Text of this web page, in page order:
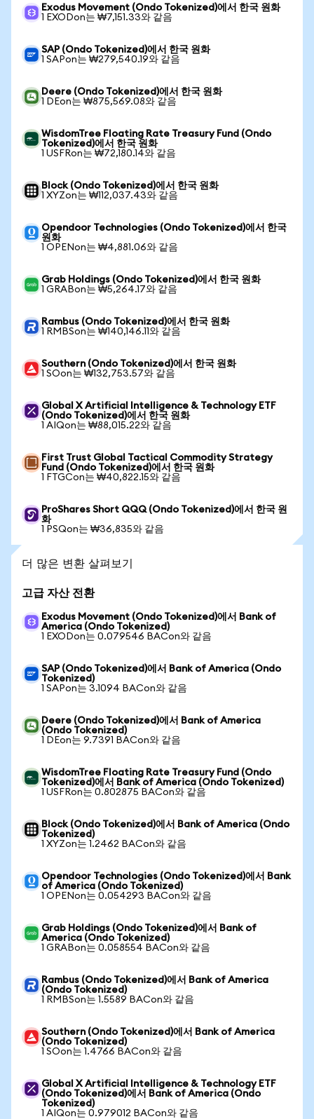
Exodus Movement (Ondo Tokenized)에서 한국 원화
1 EXODon는 ₩7,151.33와 같음
SAP (Ondo Tokenized)에서 한국 원화
1 SAPon는 ₩279,540.19와 같음
Deere (Ondo Tokenized)에서 한국 원화
1 DEon는 ₩875,569.08와 같음
WisdomTree Floating Rate Treasury Fund (Ondo
Tokenized)에서 한국 원화
1 USFRon는 ₩72,180.14와 같음
Block (Ondo Tokenized)에서 한국 원화
1 XYZon는 ₩112,037.43와 같음
Opendoor Technologies (Ondo Tokenized)에서 한국
원화
1 OPENon는 ₩4,881.06와 같음
Grab Holdings (Ondo Tokenized)에서 한국 원화
1 GRABon는 ₩5,264.17와 같음
Rambus (Ondo Tokenized)에서 한국 원화
1 RMBSon는 ₩140,146.11와 같음
Southern (Ondo Tokenized)에서 한국 원화
1 SOon는 ₩132,753.57와 같음
Global X Artificial Intelligence & Technology ETF
(Ondo Tokenized)에서 한국 원화
1 AIQon는 ₩88,015.22와 같음
First Trust Global Tactical Commodity Strategy
Fund (Ondo Tokenized)에서 한국 원화
1 FTGCon는 ₩40,822.15와 같음
ProShares Short QQQ (Ondo Tokenized)에서 한국 원
화
1 PSQon는 ₩36,835와 같음
더 많은 변환 살펴보기
고급 자산 전환
Exodus Movement (Ondo Tokenized)에서 Bank of
America (Ondo Tokenized)
1 EXODon는 0.079546 BACon와 같음
SAP (Ondo Tokenized)에서 Bank of America (Ondo
Tokenized)
1 SAPon는 3.1094 BACon와 같음
Deere (Ondo Tokenized)에서 Bank of America
(Ondo Tokenized)
1 DEon는 9.7391 BACon와 같음
WisdomTree Floating Rate Treasury Fund (Ondo
Tokenized)에서 Bank of America (Ondo Tokenized)
1 USFRon는 0.802875 BACon와 같음
Block (Ondo Tokenized)에서 Bank of America (Ondo
Tokenized)
1 XYZon는 1.2462 BACon와 같음
Opendoor Technologies (Ondo Tokenized)에서 Bank
of America (Ondo Tokenized)
1 OPENon는 0.054293 BACon와 같음
Grab Holdings (Ondo Tokenized)에서 Bank of
America (Ondo Tokenized)
1 GRABon는 0.058554 BACon와 같음
Rambus (Ondo Tokenized)에서 Bank of America
(Ondo Tokenized)
1 RMBSon는 1.5589 BACon와 같음
Southern (Ondo Tokenized)에서 Bank of America
(Ondo Tokenized)
1 SOon는 1.4766 BACon와 같음
Global X Artificial Intelligence & Technology ETF
(Ondo Tokenized)에서 Bank of America (Ondo
Tokenized)
1 AIQon는 0.979012 BACon와 같음